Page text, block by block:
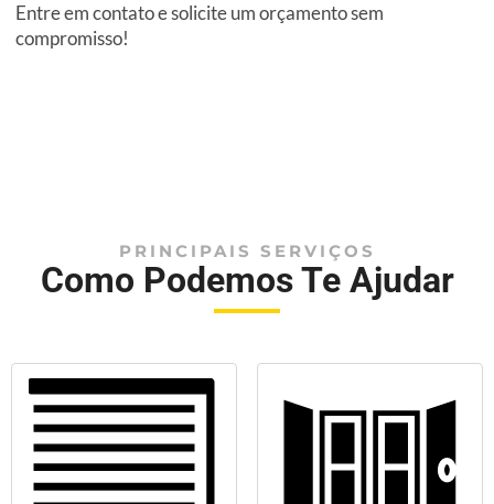
Entre em contato e solicite um orçamento sem
compromisso!
PRINCIPAIS SERVIÇOS
Como Podemos Te Ajudar